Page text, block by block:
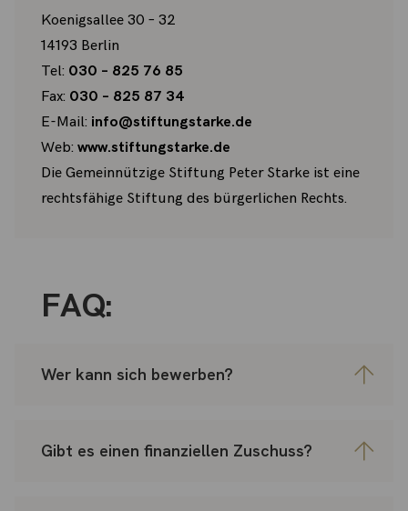
Koenigsallee 30 – 32
14193 Berlin
Tel: 030 – 825 76 85
Fax: 030 – 825 87 34
E-Mail: info@stiftungstarke.de
Web:www.stiftungstarke.de
Die Gemeinnützige Stiftung Peter Starke ist eine
rechtsfähige Stiftung des bürgerlichen Rechts.
FAQ:
Wer kann sich bewerben?
Gibt es einen finanziellen Zuschuss?